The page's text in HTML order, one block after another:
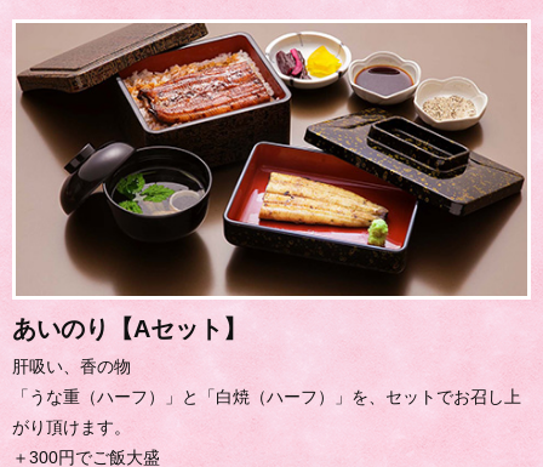
あいのり【Aセット】
肝吸い、香の物
「うな重（ハーフ）」と「白焼（ハーフ）」を、セットでお召し上
がり頂けます。
＋300円でご飯大盛